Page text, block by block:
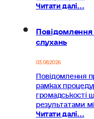
Читати далі...
слухань
03.08.2026
Повідомлення
рамках
результатами
Читати далі...